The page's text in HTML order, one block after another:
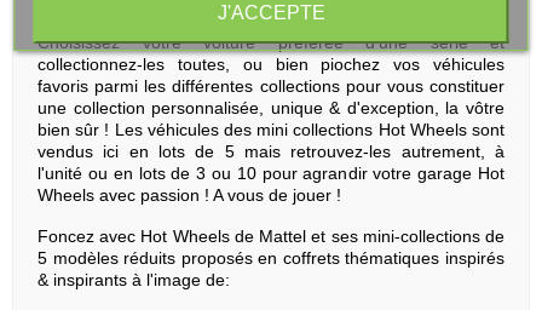
d'une collection unique de véhicules miniatures Hot Wheels !
Choisissez votre voiture préférée d'une série et
collectionnez-les toutes, ou bien piochez vos véhicules
favoris parmi les différentes collections pour vous constituer
une collection personnalisée, unique & d'exception, la vôtre
bien sûr ! Les véhicules des mini collections Hot Wheels sont
vendus ici en lots de 5 mais retrouvez-les autrement, à
l'unité ou en lots de 3 ou 10 pour agrandir votre garage Hot
Wheels avec passion ! A vous de jouer !
Foncez avec Hot Wheels de Mattel et ses mini-collections de
5 modèles réduits proposés en coffrets thématiques inspirés
& inspirants à l'image de:
J'ACCEPTE